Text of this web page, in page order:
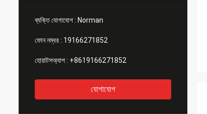
ব্যক্তি যোগাযোগ : Norman
ফোন নম্বর : 19166271852
হোয়াটসঅ্যাপ : +8619166271852
যোগাযোগ